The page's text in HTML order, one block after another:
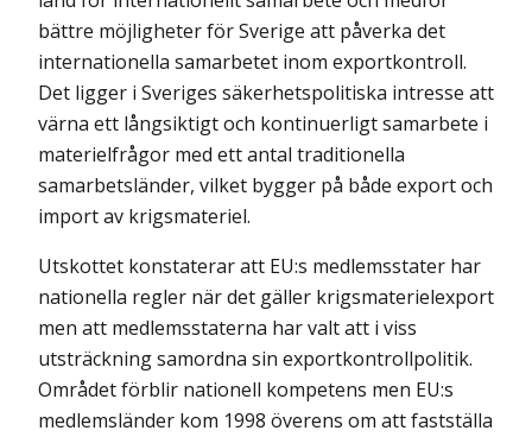
bättre möjligheter för Sverige att påverka det
internationella samarbetet inom exportkontroll.
Det ligger i Sveriges säkerhetspolitiska intresse att
värna ett långsiktigt och kontinuerligt samarbete i
materielfrågor med ett antal traditionella
samarbetsländer, vilket bygger på både export och
import av krigsmateriel.
Utskottet konstaterar att EU:s medlemsstater har
nationella regler när det gäller krigsmaterielexport
men att medlemsstaterna har valt att i viss
utsträckning samordna sin exportkontrollpolitik.
Området förblir nationell kompetens men EU:s
medlemsländer kom 1998 överens om att fastställa